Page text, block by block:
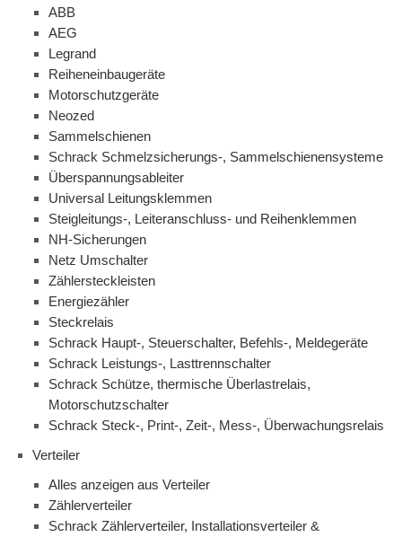
ABB
AEG
Legrand
Reiheneinbaugeräte
Motorschutzgeräte
Neozed
Sammelschienen
Schrack Schmelzsicherungs-, Sammelschienensysteme
Überspannungsableiter
Universal Leitungsklemmen
Steigleitungs-, Leiteranschluss- und Reihenklemmen
NH-Sicherungen
Netz Umschalter
Zählersteckleisten
Energiezähler
Steckrelais
Schrack Haupt-, Steuerschalter, Befehls-, Meldegeräte
Schrack Leistungs-, Lasttrennschalter
Schrack Schütze, thermische Überlastrelais,
Motorschutzschalter
Schrack Steck-, Print-, Zeit-, Mess-, Überwachungsrelais
Verteiler
Alles anzeigen aus Verteiler
Zählerverteiler
Schrack Zählerverteiler, Installationsverteiler &